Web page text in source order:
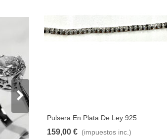
Pulsera En Plata De Ley 925
159,00 € (impuestos inc.)